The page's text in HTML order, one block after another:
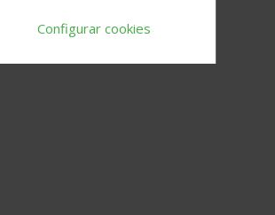
Configurar cookies